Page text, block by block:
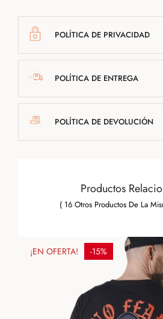
POLÍTICA DE PRIVACIDAD
POLÍTICA DE ENTREGA
POLÍTICA DE DEVOLUCIÓN
Productos
( 16 Otros Productos De La
¡EN OFERTA! -15%